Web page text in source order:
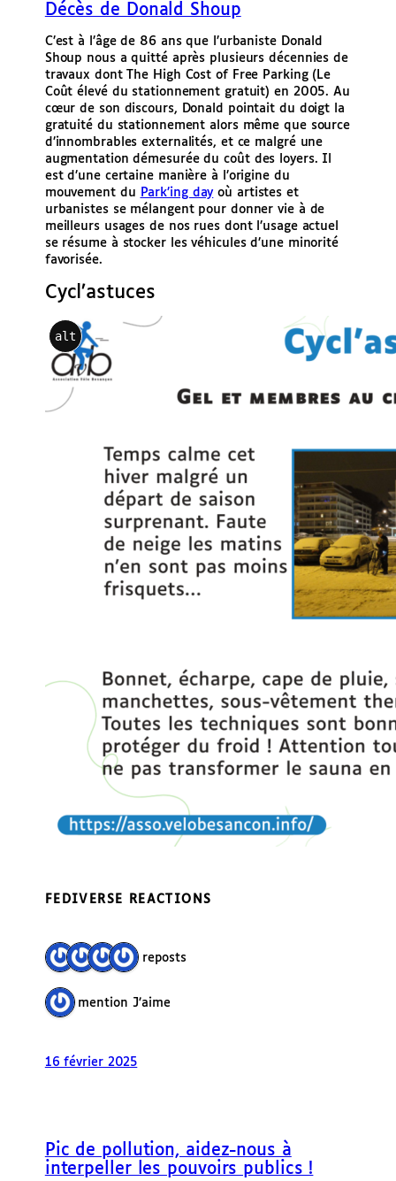
Décès de Donald Shoup
C’est à l’âge de 86 ans que l’urbaniste Donald
Shoup nous a quitté après plusieurs décennies de
travaux dont The High Cost of Free Parking (Le
Coût élevé du stationnement gratuit) en 2005. Au
cœur de son discours, Donald pointait du doigt la
gratuité du stationnement alors même que source
d’innombrables externalités, et ce malgré une
augmentation démesurée du coût des loyers. Il
est d’une certaine manière à l’origine du
mouvement du
Park’ing dayoù artistes et
urbanistes se mélangent pour donner vie à de
meilleurs usages de nos rues dont l’usage actuel
se résume à stocker les véhicules d’une minorité
favorisée.
Cycl’astuces
alt
FEDIVERSE REACTIONS
4 reposts
1 mention J’aime
16 février 2025
Pic de pollution, aidez-nous à
interpeller les pouvoirs publics !